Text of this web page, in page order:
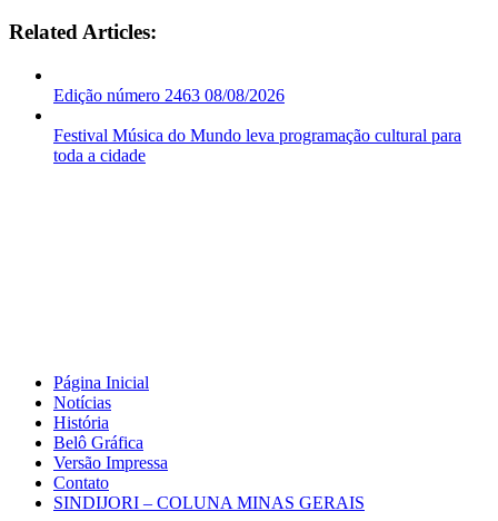
Related Articles:
Edição número 2463 08/08/2026
Festival Música do Mundo leva programação cultural para
toda a cidade
Página Inicial
Notícias
História
Belô Gráfica
Versão Impressa
Contato
SINDIJORI – COLUNA MINAS GERAIS